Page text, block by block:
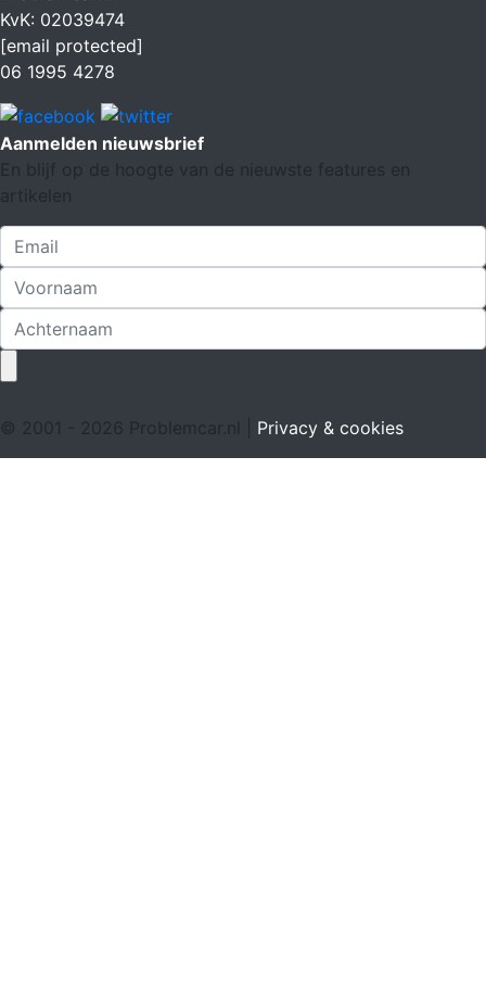
KvK: 02039474
[email protected]
06 1995 4278
Aanmelden nieuwsbrief
En blijf op de hoogte van de nieuwste features en
artikelen
© 2001 - 2026 Problemcar.nl | Privacy & cookies